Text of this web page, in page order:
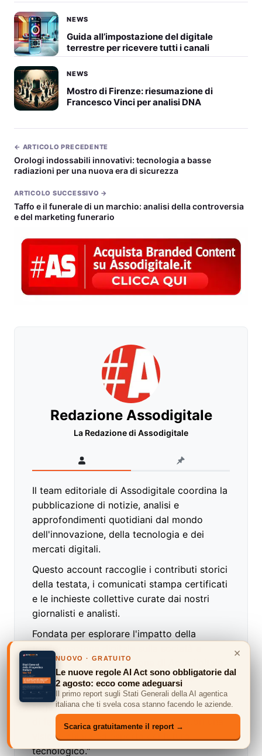
NEWS
Guida all’impostazione del digitale
terrestre per ricevere tutti i canali
NEWS
Mostro di Firenze: riesumazione di
Francesco Vinci per analisi DNA
← ARTICOLO PRECEDENTE
Orologi indossabili innovativi: tecnologia a basse
radiazioni per una nuova era di sicurezza
ARTICOLO SUCCESSIVO →
Taffo e il funerale di un marchio: analisi della controversia
e del marketing funerario
Redazione Assodigitale
La Redazione di Assodigitale
Il team editoriale di Assodigitale coordina la
pubblicazione di notizie, analisi e
approfondimenti quotidiani dal mondo
dell'innovazione, della tecnologia e dei
mercati digitali.
Questo account raccoglie i contributi storici
della testata, i comunicati stampa certificati
e le inchieste collettive curate dai nostri
giornalisti e analisti.
Fondata per esplorare l'impatto della
trasformazione digitale sulla società e
sull'economia, la Redazione di Assodigitale
si impegna a fornire un'informazione
accurata, indipendente e verificata,
seguendo rigorosi standard deontologici e
di fact-checking per garantire ai lettori una
visione chiara ed esperta del futuro
tecnologico."
×
NUOVO · GRATUITO
Le nuove regole AI Act sono obbligatorie dal
2 agosto: ecco come adeguarsi
Il primo report sugli Stati Generali della AI agentica
italiana che ti svela cosa stanno facendo le aziende.
Scarica gratuitamente il report →